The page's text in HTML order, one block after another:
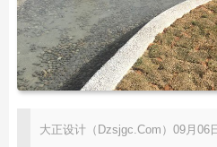
大正设计（Dzsjgc.Com）09月06